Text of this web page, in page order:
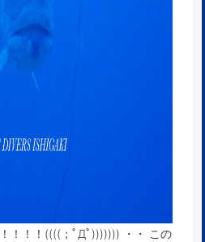
！！！((((；ﾟДﾟ))))))) ・・ この